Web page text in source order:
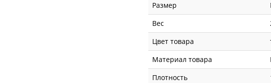
Размер
Вес
Цвет товара
Материал товара
Плотность